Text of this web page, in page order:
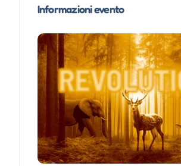
Informazioni evento